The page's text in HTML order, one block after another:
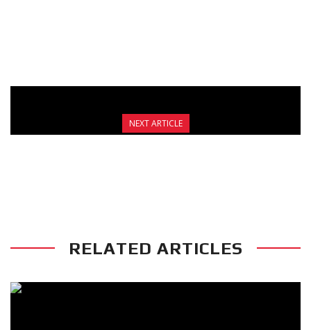
NEXT ARTICLE
RELATED ARTICLES